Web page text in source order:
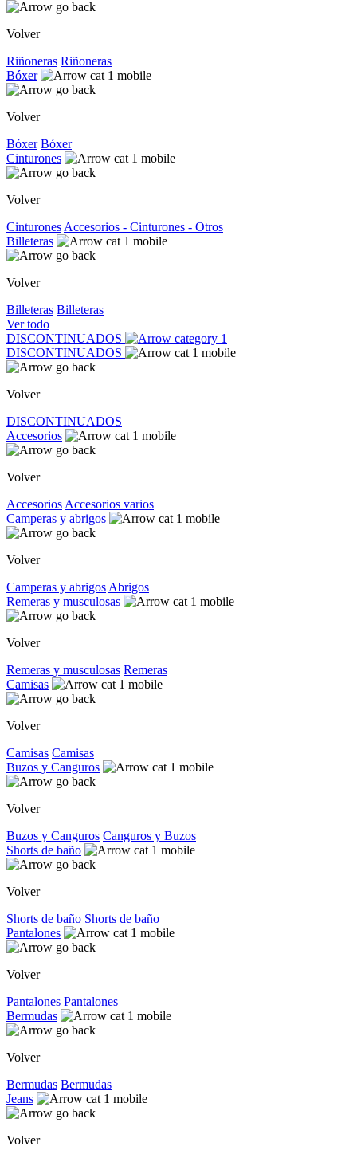
Volver
Riñoneras Riñoneras
Bóxer
Volver
Bóxer Bóxer
Cinturones
Volver
Cinturones Accesorios - Cinturones - Otros
Billeteras
Volver
Billeteras Billeteras
Ver todo
DISCONTINUADOS
DISCONTINUADOS
Volver
DISCONTINUADOS
Accesorios
Volver
Accesorios Accesorios varios
Camperas y abrigos
Volver
Camperas y abrigos Abrigos
Remeras y musculosas
Volver
Remeras y musculosas Remeras
Camisas
Volver
Camisas Camisas
Buzos y Canguros
Volver
Buzos y Canguros Canguros y Buzos
Shorts de baño
Volver
Shorts de baño Shorts de baño
Pantalones
Volver
Pantalones Pantalones
Bermudas
Volver
Bermudas Bermudas
Jeans
Volver